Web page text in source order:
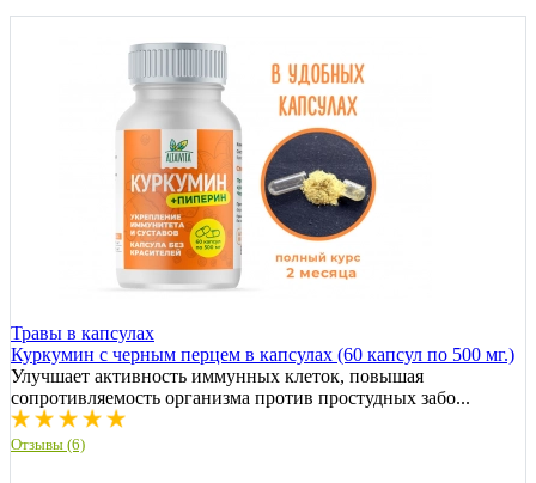
Травы в капсулах
Куркумин с черным перцем в капсулах (60 капсул по 500 мг.)
Улучшает активность иммунных клеток, повышая
сопротивляемость организма против простудных забо...
Отзывы (6)